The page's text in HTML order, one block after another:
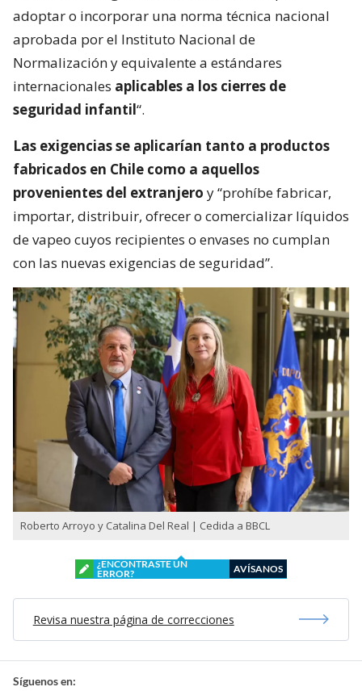
adoptar o incorporar una norma técnica nacional
aprobada por el Instituto Nacional de
Normalización y equivalente a estándares
internacionales aplicables a los cierres de
seguridad infantil“.
Las exigencias se aplicarían tanto a productos
fabricados en Chile como a aquellos
provenientes del extranjero y “prohíbe fabricar,
importar, distribuir, ofrecer o comercializar líquidos
de vapeo cuyos recipientes o envases no cumplan
con las nuevas exigencias de seguridad”.
Roberto Arroyo y Catalina Del Real | Cedida a BBCL
¿ENCONTRASTE UN
ERROR?
AVÍSANOS
Revisa nuestra página de correcciones
Síguenos en: